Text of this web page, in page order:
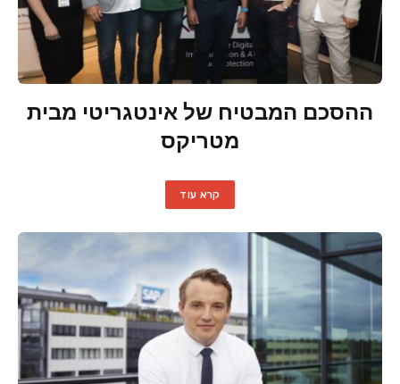
ההסכם המבטיח של אינטגריטי מבית
מטריקס
קרא עוד